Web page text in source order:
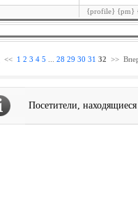
{profile} {pm}
<< 1 2 3 4 5 28 29 30 31 32 >>
Посетители,